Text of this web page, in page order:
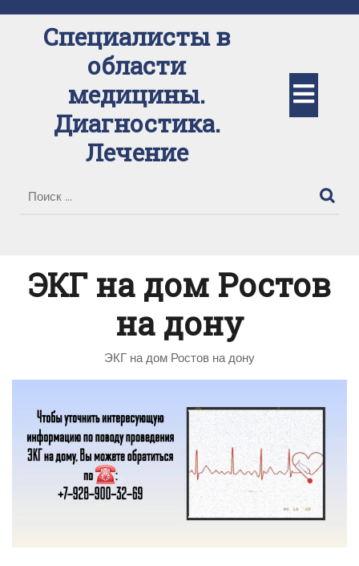
содержимомуСпециалисты в
области
медицины.
Диагностика.
Лечение
ЭКГ на дом Ростов
на дону
ЭКГ на дом Ростов на дону